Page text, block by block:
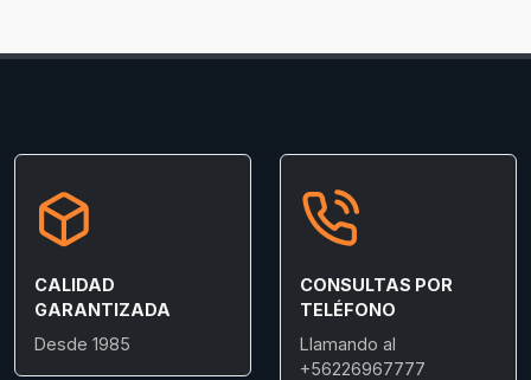
CALIDAD
GARANTIZADA
Desde 1985
CONSULTAS POR
TELÉFONO
Llamando al
+56226967777